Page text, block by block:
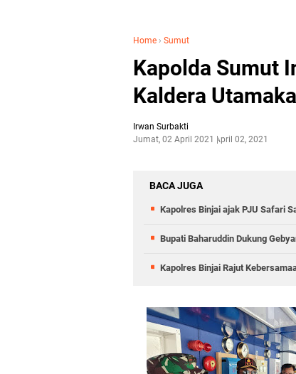
Home › Sumut
Kapolda Sumut
Kaldera
Irwan Surbakti
Jumat, 02 April 2021
April 02, 2021
BACA JUGA
Kapolres Binjai ajak PJU Safari
Bupati Baharuddin Dukung
Kapolres Binjai Rajut